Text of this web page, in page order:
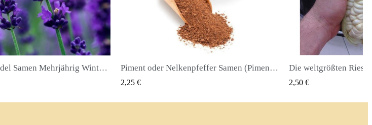
QUICK VIEW Piment oder Nelkenpfeffer Samen (Pimenta dioica) QUICK VIEW Die weltgrößten Riesenmais-Samen Cuzco - Cusco
2,50 €
QUICK
2,40 €